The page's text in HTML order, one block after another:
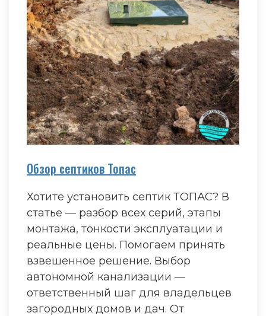
Обзор септиков Топас
Хотите установить септик ТОПАС? В
статье — разбор всех серий, этапы
монтажа, тонкости эксплуатации и
реальные цены. Помогаем принять
взвешенное решение. Выбор
автономной канализации —
ответственный шаг для владельцев
загородных домов и дач. От